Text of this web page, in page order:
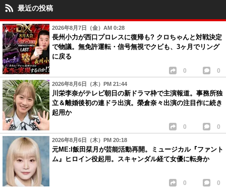
最近の投稿
2026年8月7日（金）AM 0:28
長州小力が西口プロレスに復帰も? クロちゃんと対戦決定
で物議。無免許運転・信号無視でクビも、3ヶ月でリング
に戻る
0 0
2026年8月6日（木）PM 21:44
川栄李奈がテレビ朝日の新ドラマ枠で主演報道。事務所独
立＆離婚後初の連ドラ出演。榮倉奈々出演の注目作に続き
起用か
0 0
2026年8月6日（木）PM 20:18
元ME:I飯田栞月が芸能活動再開。ミュージカル『ファント
ム』ヒロイン役起用。スキャンダル経て女優に転身か
0 0